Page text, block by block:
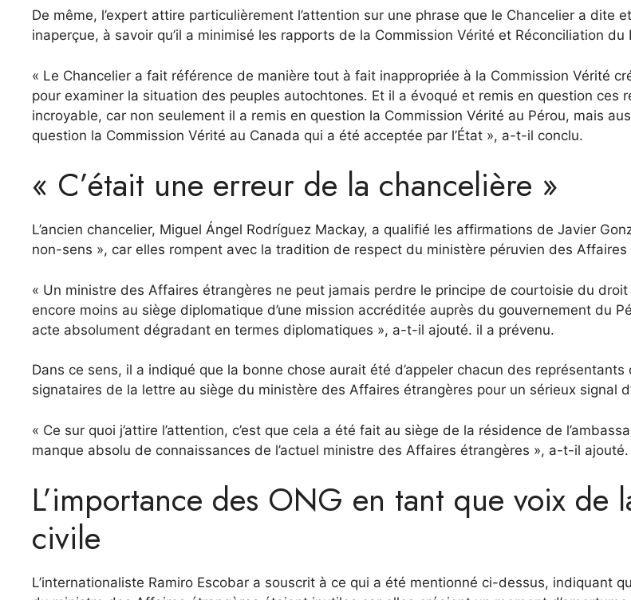
De même, l’expert attire particulièrement l’attention sur une phrase que le Chancelier a dite
inaperçue, à savoir qu’il a minimisé les rapports de la Commission Vérité et Réconciliation du
« Le Chancelier a fait référence de manière tout à fait inappropriée à la Commission Vérité
pour examiner la situation des peuples autochtones. Et il a évoqué et remis en question ces
incroyable, car non seulement il a remis en question la Commission Vérité au Pérou, mais
question la Commission Vérité au Canada qui a été acceptée par l’État », a-t-il conclu.
« C’était une erreur de la chancelière »
L’ancien chancelier, Miguel Ángel Rodríguez Mackay, a qualifié les affirmations de Javier
non-sens », car elles rompent avec la tradition de respect du ministère péruvien des Affaires
« Un ministre des Affaires étrangères ne peut jamais perdre le principe de courtoisie du
encore moins au siège diplomatique d’une mission accréditée auprès du gouvernement du
acte absolument dégradant en termes diplomatiques », a-t-il ajouté. il a prévenu.
Dans ce sens, il a indiqué que la bonne chose aurait été d’appeler chacun des représentants
signataires de la lettre au siège du ministère des Affaires étrangères pour un sérieux signal
« Ce sur quoi j’attire l’attention, c’est que cela a été fait au siège de la résidence de
manque absolu de connaissances de l’actuel ministre des Affaires étrangères », a-t-il ajouté.
L’importance des ONG en tant que voix de
civile
L’internationaliste Ramiro Escobar a souscrit à ce qui a été mentionné ci-dessus, indiquant